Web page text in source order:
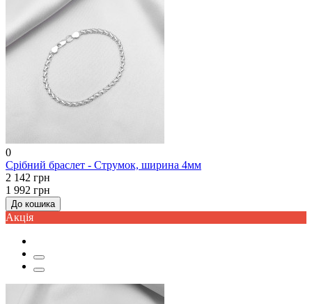
0
Срібний браслет - Струмок, ширина 4мм
2 142 грн
1 992 грн
До кошика
Акцiя